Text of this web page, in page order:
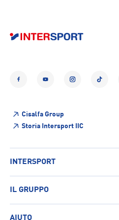
YouTubeInstagramTikTok
Cisalfa Group
Storia Intersport IIC
INTERSPORT
IL GRUPPO
AIUTO